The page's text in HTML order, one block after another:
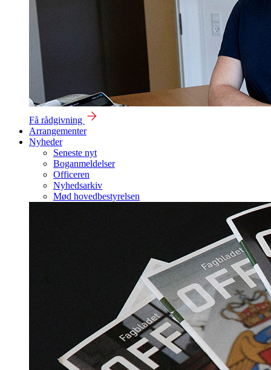
Få rådgivning
Arrangementer
Nyheder
Seneste nyt
Boganmeldelser
Officeren
Nyhedsarkiv
Mød hovedbestyrelsen